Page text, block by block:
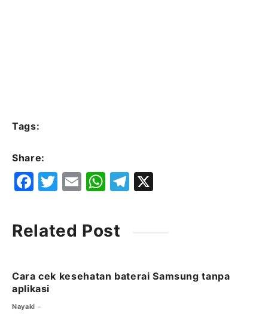
Tags:
Share:
F
c
e
o
o
k
T
t
r
E
ai
l
W
at
s
p
T
m
Related Post
Cara cek kesehatan baterai Samsung tanpa
aplikasi
Nayaki